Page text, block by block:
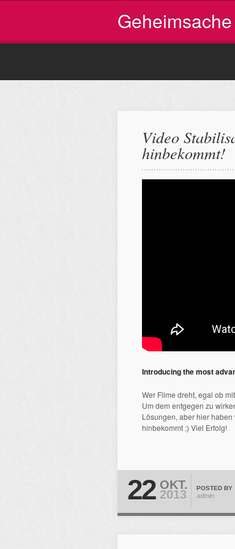
Video
hinbekommt!
Introducing the most
Wer Filme dreht, egal ob
Um dem entgegen zu
Lösungen, aber hier
hinbekommt ;) Viel Erfolg!
22 OKT.
2013 POSTED BY
admin